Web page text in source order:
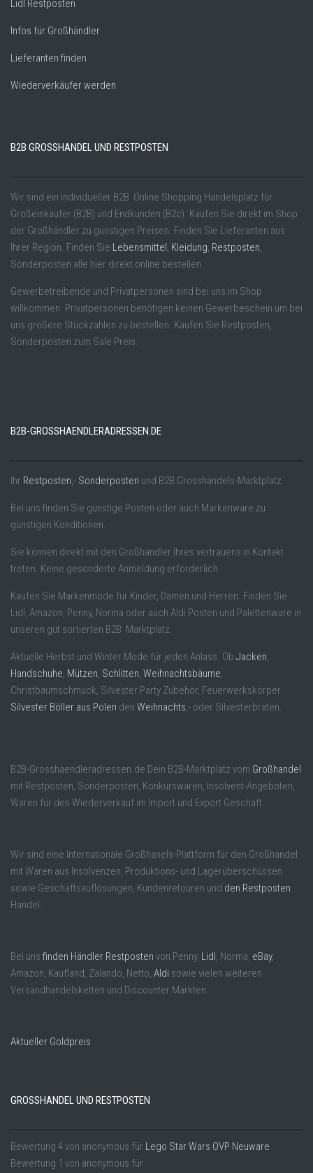
Lidl Restposten
Infos für Großhändler
Lieferanten finden
Wiederverkäufer werden
B2B GROSSHANDEL UND RESTPOSTEN
Wir sind ein individueller B2B Online Shopping Handelsplatz für
Großeinkäufer (B2B) und Endkunden (B2c). Kaufen Sie direkt im Shop
der Großhändler zu günstigen Preisen. Finden Sie Lieferanten aus
Ihrer Region. Finden Sie Lebensmittel , Kleidung, Restposten,
Sonderposten alle hier direkt online bestellen.
Gewerbetreibende und Privatpersonen sind bei uns im Shop
willkommen. Privatpersonen benötigen keinen Gewerbeschein um bei
uns größere Stückzahlen zu bestellen. Kaufen Sie Restposten,
Sonderposten zum Sale Preis.
B2B-GROSSHAENDLERADRESSEN.DE
Ihr Restposten,- Sonderposten und B2B Grosshandels-Marktplatz.
Bei uns finden Sie günstige Posten oder auch Markenware zu
günstigen Konditionen.
Sie können direkt mit den Großhändler Ihres vertrauens in Kontakt
treten. Keine gesonderte Anmeldung erforderlich.
Kaufen Sie Markenmode für Kinder, Damen und Herren. Finden Sie
Lidl, Amazon, Penny, Norma oder auch Aldi Posten und Palettenware in
unseren gut sortierten B2B Marktplatz.
Aktuelle Herbst und Winter Mode für jeden Anlass. Ob Jacken,
Handschuhe, Mützen, Schlitten, Weihnachtsbäume,
Christbaumschmuck, Silvester Party Zubehör, Feuerwerkskörper
Silvester Böller aus Polen den Weihnachts,- oder Silvesterbraten.
B2B-Grosshaendleradressen.de Dein B2B-Marktplatz vom Großhandel
mit Restposten, Sonderposten, Konkurswaren, Insolvent-Angeboten,
Waren für den Wiederverkauf im Import und Export Geschäft.
Wir sind eine Internationale Großhanels-Plattform für den Großhandel
mit Waren aus Insolvenzen, Produktions- und Lagerüberschüssen
sowie Geschäftsauflösungen, Kundenretouren und den Restposten
Handel.
Bei uns finden Händler Restposten von Penny, Lidl , Norma, eBay,
Amazon, Kaufland, Zalando, Netto, Aldi sowie vielen weiteren
Versandhandelsketten und Discounter Märkten.
Aktueller Goldpreis
GROSSHANDEL UND RESTPOSTEN
Bewertung 4 von anonymous für Lego Star Wars OVP Neuware
Bewertung 1 von anonymous für